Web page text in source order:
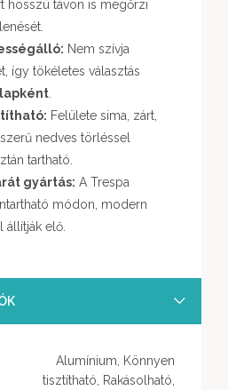
hosszú távon is megőrzi
Nem szívja
így tökéletes választás
.
Felülete sima, zárt,
nedves törléssel
tartható.
gyártás: A Trespa
módon, modern
állítják elő.
Alumínium, Könnyen
tisztítható, Rakásolható,